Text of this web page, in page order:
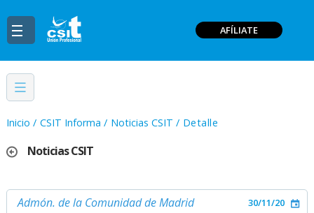
AFÍLIATE
Inicio / CSIT Informa / Noticias CSIT / Detalle
Noticias CSIT
Admón. de la Comunidad de Madrid 30/11/20